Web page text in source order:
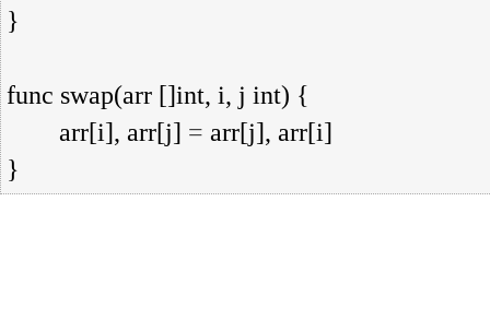
}
func swap(arr []int, i, j int) {
        arr[i], arr[j]
= arr[j], arr[i]
}